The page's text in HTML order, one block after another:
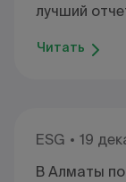
лучший
Читать
ESG
19
В Алматы